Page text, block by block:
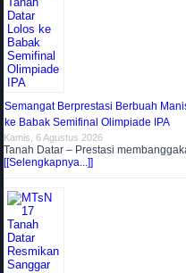
Semangat Berprestasi Berbuah
ke Babak Semifinal Olimpiade IPA
Kamis, 6 Agustus 2026
Tanah Datar – Prestasi
[[Selengkapnya...]]